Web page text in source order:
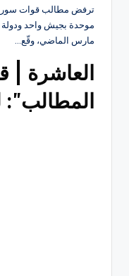
ترفض مطالب قوات سوريا
مارس الماضي، وقّع…
العاشرة
المطالب":